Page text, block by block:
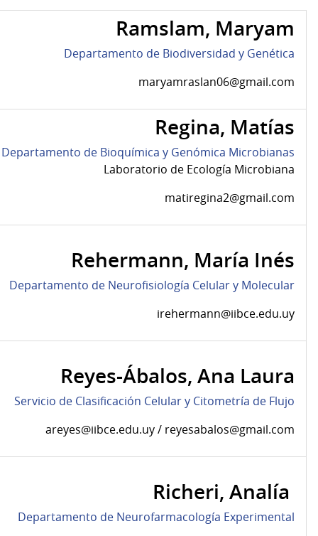
Ramslam, Maryam
Departamento de Biodiversidad y Genética
maryamraslan06@gmail.com
Regina, Matías
Departamento de Bioquímica y Genómica Microbianas
Laboratorio de Ecología Microbiana
matiregina2@gmail.com
Rehermann, María Inés
Departamento de Neurofisiología Celular y Molecular
irehermann@iibce.edu.uy
Reyes-Ábalos, Ana Laura
Servicio de Clasificación Celular y Citometría de Flujo
areyes@iibce.edu.uy / reyesabalos@gmail.com
Richeri, Analía
Departamento de Neurofarmacología Experimental